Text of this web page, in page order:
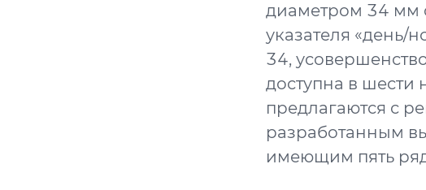
диаметром 34 мм
указателя «день/
34,
доступна в шести
предлагаются с
разработанным
имеющим пять